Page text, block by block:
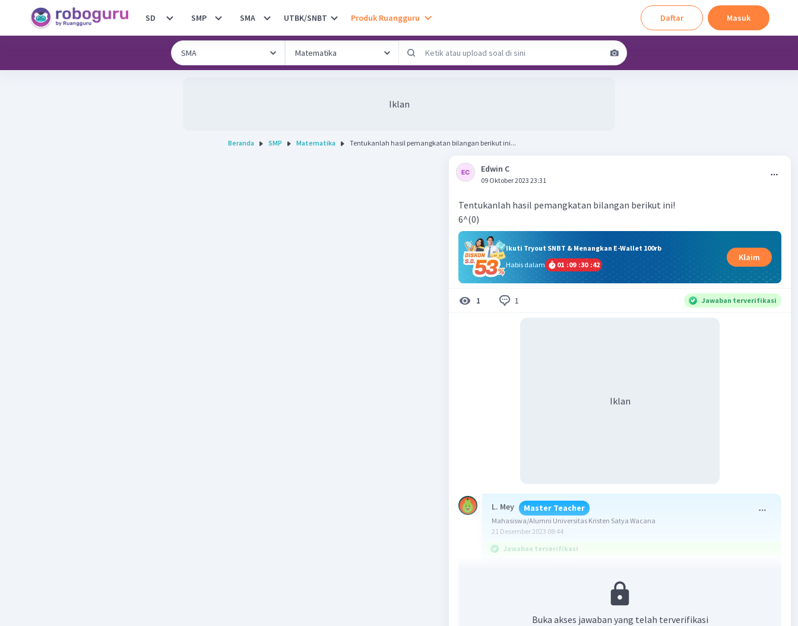
SD SMP SMA UTBK/SNBT Produk Ruangguru Daftar Masuk
Iklan
Beranda SMP Matematika Tentukanlah hasil pemangkatan bilangan berikut ini...
Edwin C
09 Oktober 2023 23:31
Tentukanlah hasil pemangkatan bilangan berikut ini!
6^(0)
Ikuti Tryout SNBT & Menangkan E-Wallet 100rb
Habis dalam
01 :09 :30 :41
Klaim
1 1 Jawaban terverifikasi
Iklan
L. Mey Master Teacher
Mahasiswa/Alumni Universitas Kristen Satya Wacana
21 Desember 2023 08:44
Jawaban terverifikasi
Buka akses jawaban yang telah terverifikasi